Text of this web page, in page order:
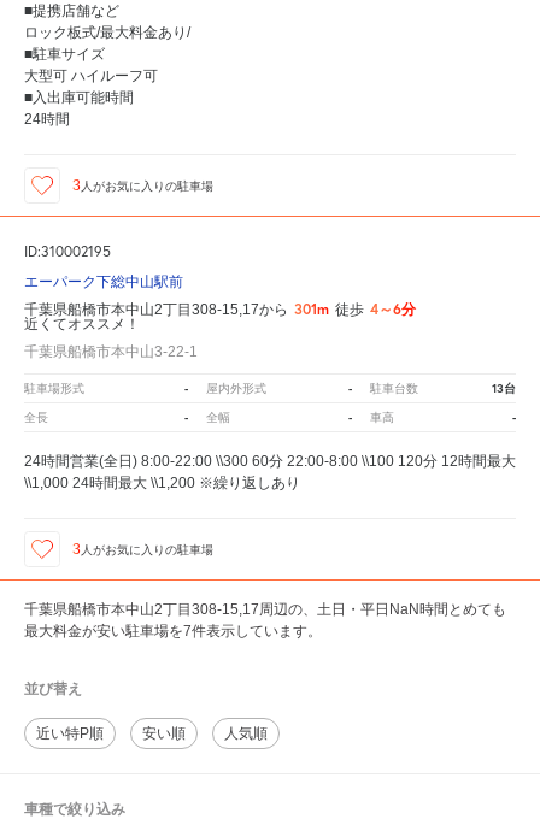
■提携店舗など
ロック板式/最大料金あり/
■駐車サイズ
大型可 ハイルーフ可
■入出庫可能時間
24時間
3 人がお気に入りの駐車場
ID:310002195
エーパーク下総中山駅前
千葉県船橋市本中山2丁目308-15,17から 301m 徒歩 4～6分
近くてオススメ！
千葉県船橋市本中山3-22-1
駐車場形式 - 屋内外形式 - 駐車台数 13台
全長 - 全幅 - 車高 -
24時間営業(全日) 8:00-22:00 \\300 60分 22:00-8:00 \\100 120分 12時間最大
\\1,000 24時間最大 \\1,200 ※繰り返しあり
3 人がお気に入りの駐車場
千葉県船橋市本中山2丁目308-15,17周辺の、土日・平日NaN時間とめても
最大料金が安い駐車場を7件表示しています。
並び替え
近い特P順 安い順 人気順
車種で絞り込み